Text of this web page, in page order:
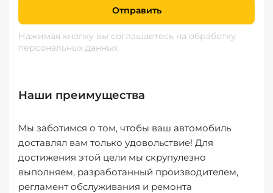
Отправить
Нажимая кнопку вы соглашаетесь на обработку
персональных данных
Наши преимущества
Мы заботимся о том, чтобы ваш автомобиль
доставлял вам только удовольствие! Для
достижения этой цели мы скрупулезно
выполняем, разработанный производителем,
регламент обслуживания и ремонта